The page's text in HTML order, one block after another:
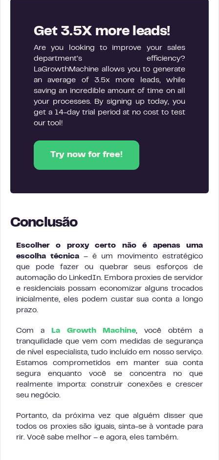
Get 3.5X more leads!
Are you looking to improve your sales
department’s efficiency?
LaGrowthMachine allows you to generate
an average of 3.5x more leads, while
saving an incredible amount of time on all
your processes. By signing up today, you
get a 14-day trial period at no cost to test
our tool!
Try now for free!
Conclusão
Escolher o proxy certo não é apenas uma
escolha técnica – é um movimento estratégico
que pode fazer ou quebrar seus esforços de
automação do LinkedIn. Embora proxies de servidor
e residenciais possam economizar alguns trocados
inicialmente, eles podem custar sua conta a longo
prazo.
Com a La Growth Machine, você obtém a
tranquilidade que vem com medidas de segurança
de nível especialista, tudo incluído em nosso serviço.
Estamos comprometidos em manter sua conta
segura enquanto você se concentra no que
realmente importa: construir conexões e crescer
seu negócio.
Portanto, da próxima vez que alguém disser que
todos os proxies são iguais, sinta-se à vontade para
rir. Você sabe melhor – e agora, eles também.